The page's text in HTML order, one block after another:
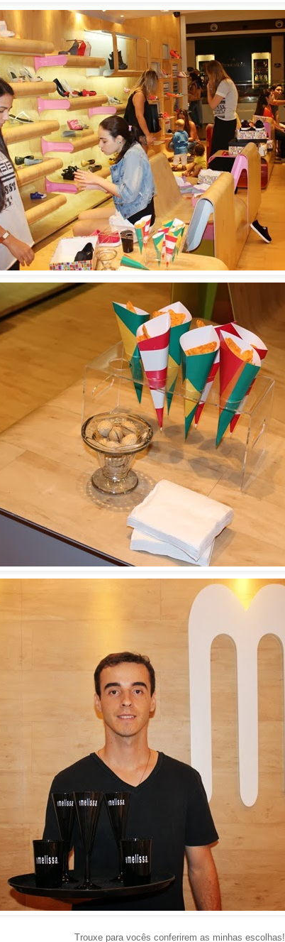
Trouxe para vocês conferirem as minhas escolhas!